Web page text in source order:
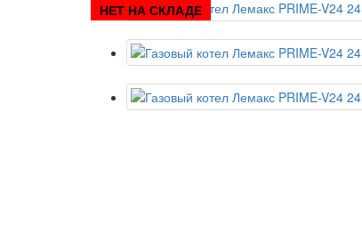
НЕТ НА СКЛАДЕ